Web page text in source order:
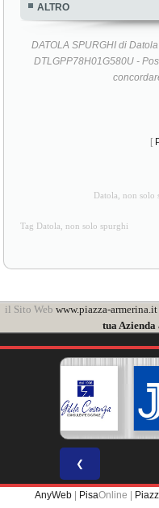
ALTRO
DATOLA SPURGHI di
DTLGPP78H01G580U -
[
Datola, non solo
Tag Datola, non solo spurghi
il Sito Web www.piazza-armerina.it
tua
❮
AnyWeb | PisaOnline |